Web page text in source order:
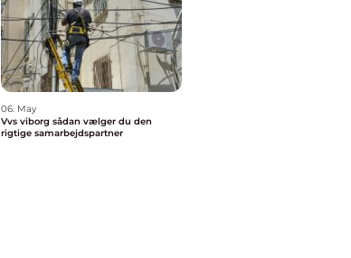
06. May
Vvs viborg sådan vælger du den
rigtige samarbejdspartner